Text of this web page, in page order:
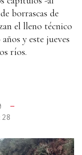
borrascas de
el lleno técnico
y este jueves
ríos.
—